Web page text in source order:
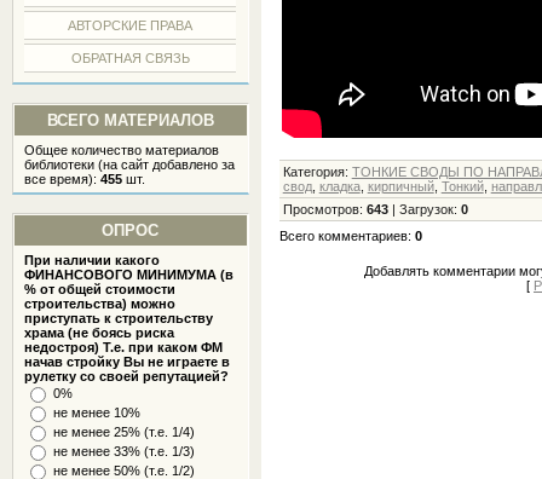
АВТОРСКИЕ ПРАВА
ОБРАТНАЯ СВЯЗЬ
ВСЕГО МАТЕРИАЛОВ
Общее количество материалов
библиотеки (на сайт добавлено за
все время):455 шт.
ОПРОС
При наличии какого
ФИНАНСОВОГО МИНИМУМА (в
% от общей стоимости
строительства) можно
приступать к строительству
храма (не боясь риска
недостроя) Т.е. при каком ФМ
начав стройку Вы не играете в
рулетку со своей репутацией?
0%
не менее 10%
не менее 25% (т.е. 1/4)
не менее 33% (т.е. 1/3)
не менее 50% (т.е. 1/2)
Категория: ТОНКИЕ СВОДЫ ПО
свод, кладка, кирпичный, Тонкий,
Просмотров: 643| Загрузок: 0
Всего комментариев: 0
Добавлять комментарии
[